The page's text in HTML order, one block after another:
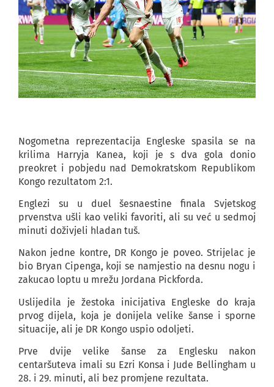
Nogometna reprezentacija Engleske spasila se na
krilima Harryja Kanea, koji je s dva gola donio
preokret i pobjedu nad Demokratskom Republikom
Kongo rezultatom 2:1.
Englezi su u duel šesnaestine finala Svjetskog
prvenstva ušli kao veliki favoriti, ali su već u sedmoj
minuti doživjeli hladan tuš.
Nakon jedne kontre, DR Kongo je poveo. Strijelac je
bio Bryan Cipenga, koji se namjestio na desnu nogu i
zakucao loptu u mrežu Jordana Pickforda.
Uslijedila je žestoka inicijativa Engleske do kraja
prvog dijela, koja je donijela velike šanse i sporne
situacije, ali je DR Kongo uspio odoljeti.
Prve dvije velike šanse za Englesku nakon
centaršuteva imali su Ezri Konsa i Jude Bellingham u
28. i 29. minuti, ali bez promjene rezultata.